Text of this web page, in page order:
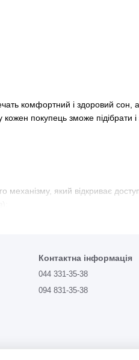
комфортний і здоровий сон,
покупець зможе підібрати і
механізму, який відкриває
і інші текстури;
бук.
Контактна інформація
044 331-35-38
094 831-35-38